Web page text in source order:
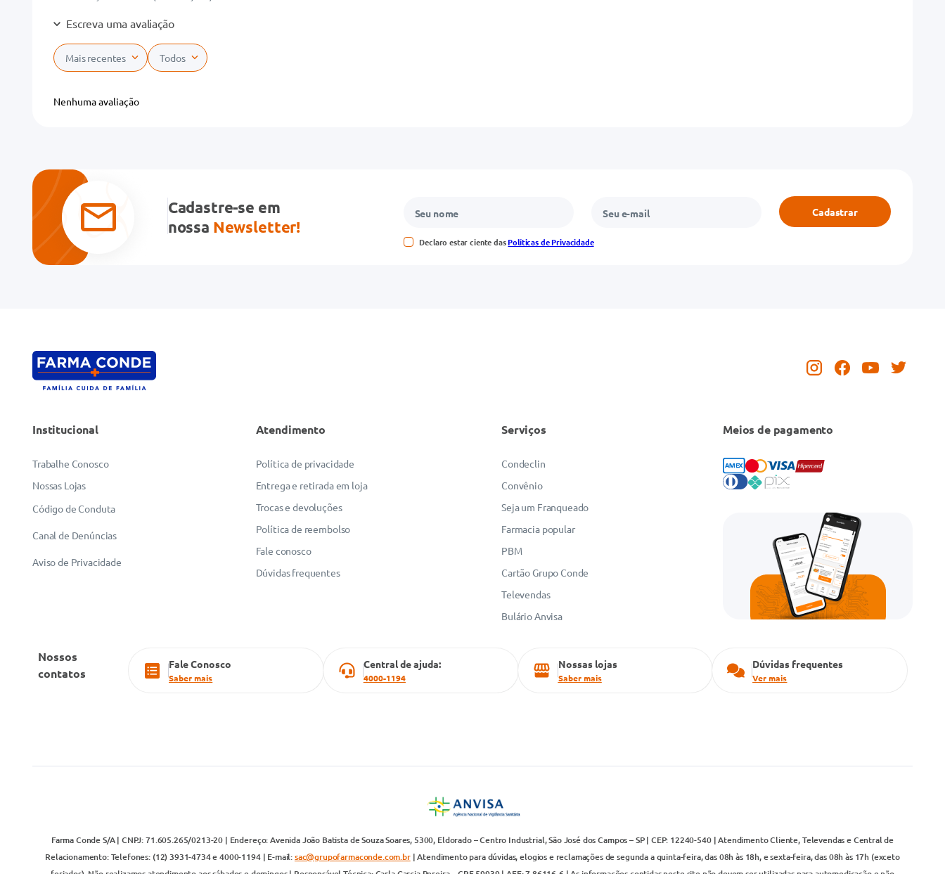
Escreva uma avaliação
Adicionar avaliação
Avalie o produto de 1 a 5 estrelas
★★★
Seu nome
Mais recentes Todos
Nenhuma avaliação
Cadastre-se em
nossa Newsletter!
Declaro estar ciente dasPolíticas de Privacidade
Cadastrar
Institucional
Trabalhe Conosco
Nossas Lojas
Código de Conduta
Canal de Denúncias
Aviso de Privacidade
Atendimento
Política de privacidade
Entrega e retirada em loja
Trocas e devoluções
Política de reembolso
Fale conosco
Dúvidas frequentes
Serviços
Condeclin
Convênio
Seja um Franqueado
Farmacia popular
PBM
Cartão Grupo Conde
Televendas
Bulário Anvisa
Meios de pagamento
Nossos
contatos
Fale Conosco
Saber mais
Central de ajuda:
4000-1194
Nossas lojas
Saber mais
Dúvidas frequentes
Ver mais
Farma Conde S/A | CNPJ: 71.605.265/0213-20 | Endereço: Avenida João Batista de Souza Soares, 5300, Eldorado – Centro Industrial, São José dos Campos – SP | CEP: 12240-540 | Atendimento Cliente, Televendas e Central de
Relacionamento: Telefones: (12) 3931-4734 e 4000-1194 | E-mail:sac@grupofarmaconde.com.br| Atendimento para dúvidas, elogios e reclamações de segunda a quinta-feira, das 08h às 18h, e sexta-feira, das 08h às 17h (exceto